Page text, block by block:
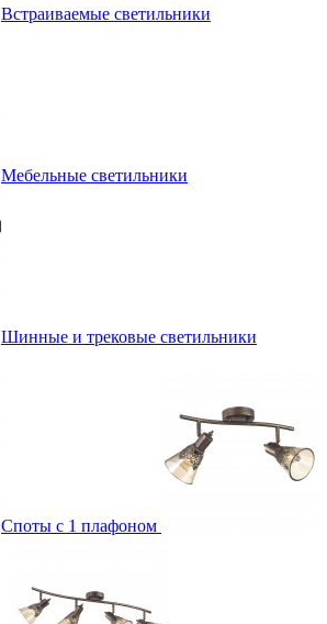
Встраиваемые светильники
Мебельные светильники
Шинные и трековые светильники
Споты с 1 плафоном